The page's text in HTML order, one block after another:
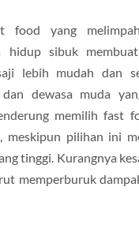
food yang
hidup sibuk
lebih mudah dan
dewasa muda
memilih fast
meskipun pilihan ini
tinggi. Kurangnya
memperburuk